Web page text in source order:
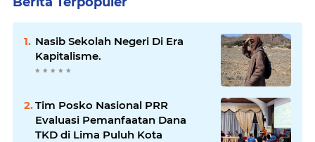
Nasib Sekolah Negeri Di Era
Kapitalisme.
Tim Posko Nasional PRR
Evaluasi Pemanfaatan Dana
TKD di Lima Puluh Kota